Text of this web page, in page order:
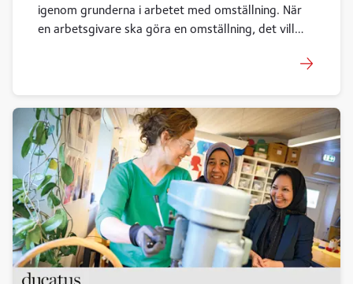
igenom grunderna i arbetet med omställning. När
en arbetsgivare ska göra en omställning, det vill
påverkar personalen, uppstår ofta många frågor.
vi förhandla, ta beslut och informera? Hur gör jag
en riskbedömning inför ändring?